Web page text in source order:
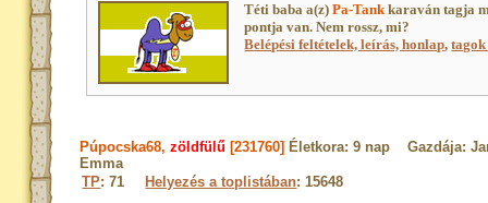
Téti baba a(z)Pa-Tankkaraván tagja
pontja van. Nem rossz, mi?
Belépési feltételek, leírás, honlap,
Púpocska68,zöldfülű [231760] Életkora: 9 nap Gazdája:
Emma
TP: 71 Helyezés a toplistában: 15648